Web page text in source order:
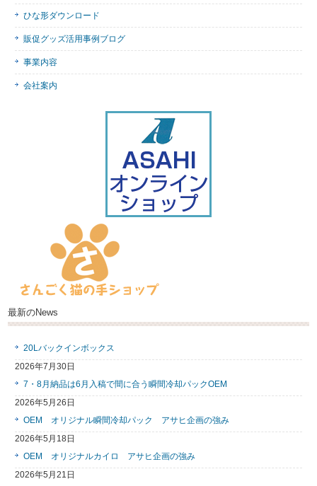
ひな形ダウンロード
販促グッズ活用事例ブログ
事業内容
会社案内
最新のNews
20Lバックインボックス
2026年7月30日
7・8月納品は6月入稿で間に合う瞬間冷却パックOEM
2026年5月26日
OEM オリジナル瞬間冷却パック アサヒ企画の強み
2026年5月18日
OEM オリジナルカイロ アサヒ企画の強み
2026年5月21日